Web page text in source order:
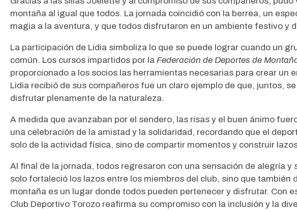
montaña al igual que todos. La jornada coincidió con la berrea, un
magia a la aventura, y que todos disfrutaron en un ambiente festivo y
La participación de Lidia simboliza lo que se puede lograr cuando un
común. Los cursos impartidos por la Federación de Deportes de
proporcionado a los socios las herramientas necesarias para crear un
Lidia recibió de sus compañeros fue un claro ejemplo de que, juntos,
disfrutar plenamente de la naturaleza.
A medida que avanzaban por el sendero, las risas y el buen ánimo
una celebración de la amistad y la solidaridad, recordando que el
solo de la actividad física, sino de compartir momentos y construir
Al final de la jornada, todos regresaron con una sensación de alegría
solo fortaleció los lazos entre los miembros del club, sino que también
montaña es un lugar donde todos pueden pertenecer y disfrutar. Con
Club Deportivo Torozo reafirma su compromiso con la inclusión y la